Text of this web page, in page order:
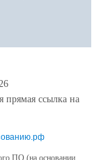
прямая ссылка на
ПО (на основании